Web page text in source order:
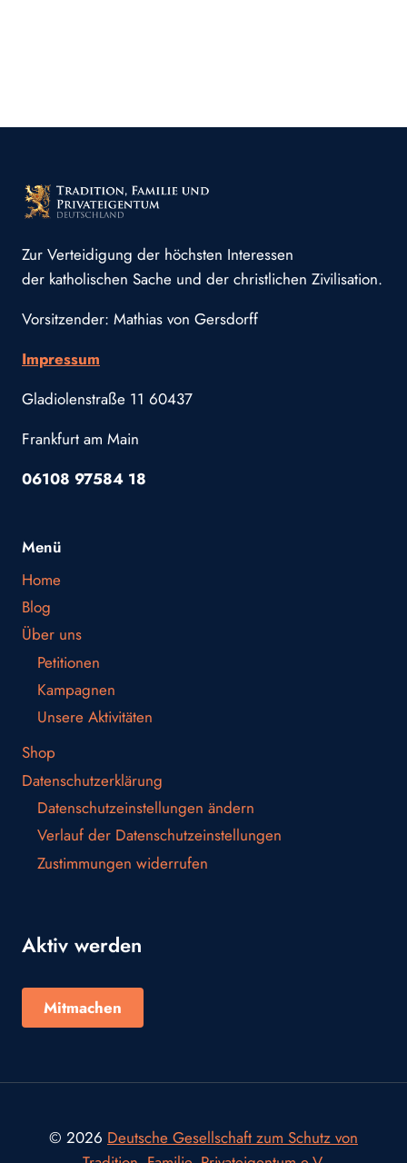
Zur Verteidigung der höchsten Interessen
der katholischen Sache und der christlichen Zivilisation.
Vorsitzender: Mathias von Gersdorff
Impressum
Gladiolenstraße 11 60437
Frankfurt am Main
06108 97584 18
Menü
Home
Blog
Über uns
Petitionen
Kampagnen
Unsere Aktivitäten
Shop
Datenschutzerklärung
Datenschutzeinstellungen ändern
Verlauf der Datenschutzeinstellungen
Zustimmungen widerrufen
Aktiv werden
Mitmachen
© 2026 Deutsche Gesellschaft zum Schutz von